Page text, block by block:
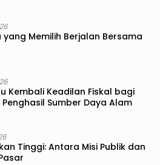
yang Memilih Berjalan Bersama
Kembali Keadilan Fiskal bagi
Sumber Daya Alam
Tinggi: Antara Misi Publik dan